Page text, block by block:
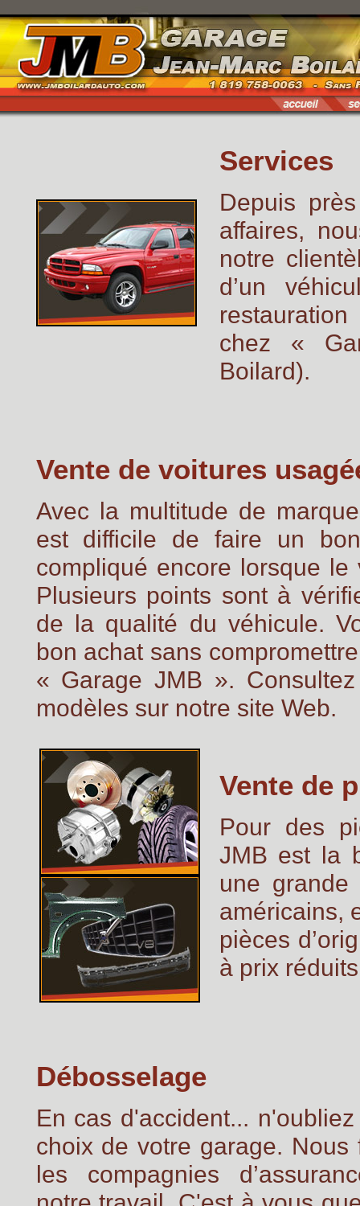
Services
Depuis
affaires,
notre
d’un
chez «
Boilard).
Vente de voitures
Avec la multitude de
est difficile de faire un
compliqué encore lorsque le
Plusieurs points sont à
de la qualité du véhicule.
bon achat sans
« Garage JMB ».
modèles sur notre site Web.
Vente de
Pour des
JMB est la
une
américains,
pièces
à prix
Débosselage
En cas d'accident...
choix de votre garage. Nous
les compagnies